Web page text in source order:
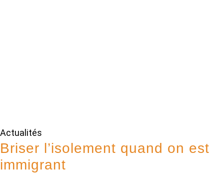
Actualités
Briser l’isolement quand on est
immigrant